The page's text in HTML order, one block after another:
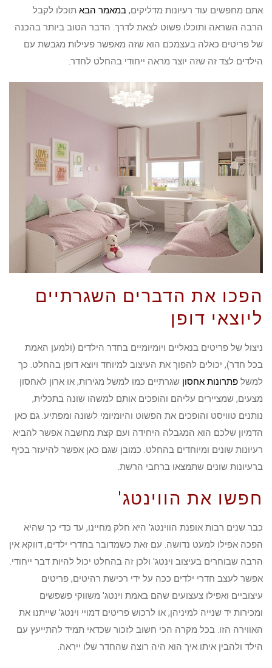
אתם מחפשים עוד רעיונות מדליקים, במאמר הבא תוכלו לקבל
הרבה השראה ותוכלו פשוט לצאת לדרך. הדבר הטוב ביותר בהכנה
של פריטים כאלה בעצמכם הוא שזה מאפשר פעילות מגבשת עם
הילדים לצד זה שזה יוצר מראה ייחודי בהחלט לחדר.
הפכו את הדברים השגרתיים
ליוצאי דופן
ניצול של פריטים בנאליים ויומיומיים בחדר הילדים (ולמען האמת
בכל חדר), יכולים להפוך את העיצוב למיוחד ויוצא דופן בהחלט. כך
למשל פתרונות אחסון שגרתיים כמו למשל מגירות, או ארון לאחסון
מצעים, שמציירים עליהם והופכים אותם למשהו שונה בתכלית,
נותנים טוויסט והופכים את הפשוט והיומיומי לשונה ומפתיע. גם כאן
הדמיון שלכם הוא המגבלה היחידה ועם קצת מחשבה אפשר להביא
רעיונות שונים ומיוחדים בהחלט. כמובן שגם כאן אפשר להיעזר בכיף
ברעיונות שונים שתמצאו ברחבי הרשת.
חפשו את הווינטג'
כבר שנים רבות אופנת הווינטג' היא חלק מחיינו, עד כדי כך שהיא
הפכה אפילו למעט נדושה. עם זאת כשמדובר בחדרי ילדים, דווקא אין
הרבה שבוחרים בעיצוב וינטג' ולכן זה בהחלט יכול להיות דבר ייחודי.
אפשר לעצב חדרי ילדים ככה על ידי רכישת רהיטים, פריטים
עיצוביים ואפילו צעצועים שהם באמת וינטג' משווקי פשפשים
ומכירות יד שנייה למיניהן, או לרכוש פריטים דמויי וינטג' שייתנו את
האווירה הזו. בכל מקרה הכי חשוב לזכור שכדאי תמיד להתייעץ עם
הילד ולהבין איתו איך הוא היה רוצה שהחדר שלו ייראה.